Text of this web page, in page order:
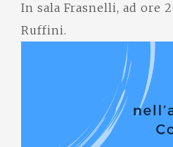
In sala Frasnelli, ad ore
Ruffini.